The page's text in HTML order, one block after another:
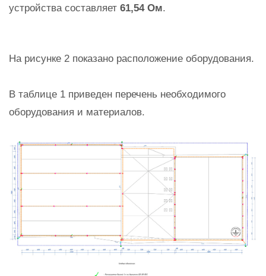
устройства составляет 61,54 Ом.
На рисунке 2 показано расположение оборудования.
В таблице 1 приведен перечень необходимого
оборудования и материалов.